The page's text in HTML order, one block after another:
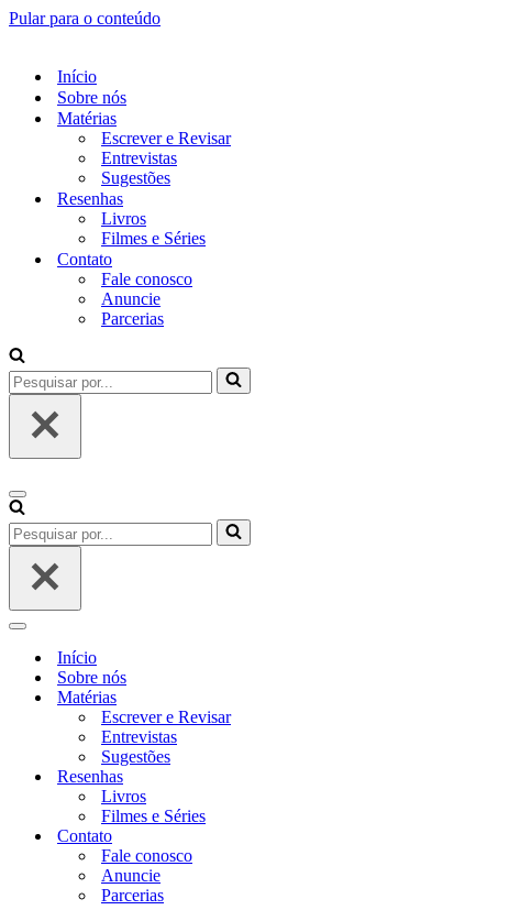
Pular para o conteúdo
Início
Sobre nós
Matérias
Escrever e Revisar
Entrevistas
Sugestões
Resenhas
Livros
Filmes e Séries
Contato
Fale conosco
Anuncie
Parcerias
Pesquisar
por...
Menu
de
navegação
Pesquisar
por...
Menu
navegação
Início
Sobre nós
Matérias
Escrever e Revisar
Entrevistas
Sugestões
Resenhas
Livros
Filmes e Séries
Contato
Fale conosco
Anuncie
Parcerias